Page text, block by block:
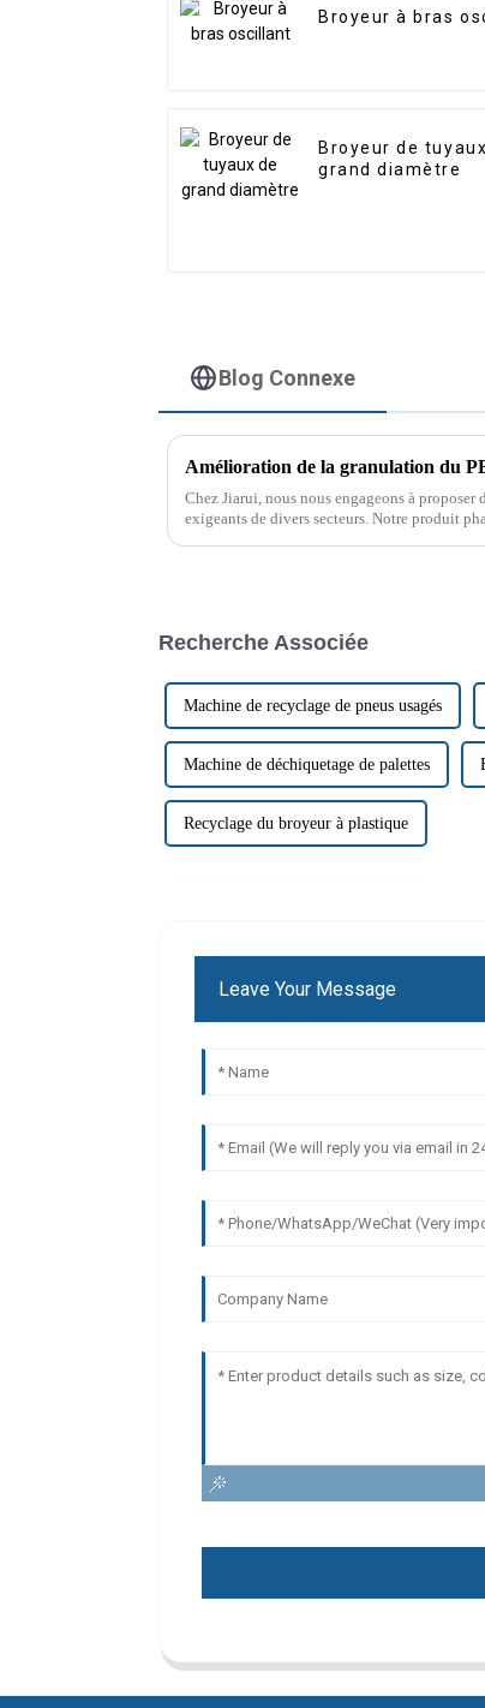
Broyeur à bras
Broyeur de
grand diamètre
Blog Connexe
Chez Jiarui, nous nous engageons à
exigeants de divers secteurs. Notre produit
Recherche Associée
Machine de recyclage de pneus usagés
Machine de déchiquetage de palettes
Recyclage du broyeur à plastique
Leave Your Message